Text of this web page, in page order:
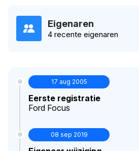
Eigenaren
4 recente eigenaren
17 aug 2005
Eerste registratie
Ford Focus
08 sep 2019